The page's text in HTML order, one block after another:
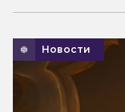
Новости